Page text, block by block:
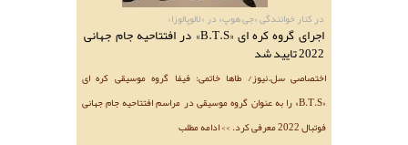
در کنار خوانندگی «جی هوپ» در «لالوپالوزا»
اجرای گروه کره ای «B.T.S» در افتتاحیه جام جهانی
2022 تایید شد
اختصاصی سل.نیوز/ طاها خاتمی: فیفا گروه موسیقی کره ای
«B.T.S» را به عنوان گروه موسیقی در مراسم افتتاحیه جام‌ جهانی
فوتبال 2022 معرفی کرد. >> ادامه مطلب